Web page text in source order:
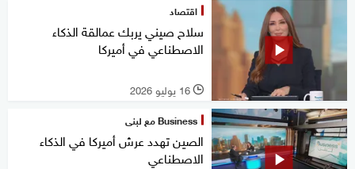
اقتصاد
سلاح صيني يربك عمالقة الذكاء
الاصطناعي في أميركا
l 16 يوليو 2026
Business مع لبنى
الصين تهدد عرش أميركا في الذكاء
الاصطناعي